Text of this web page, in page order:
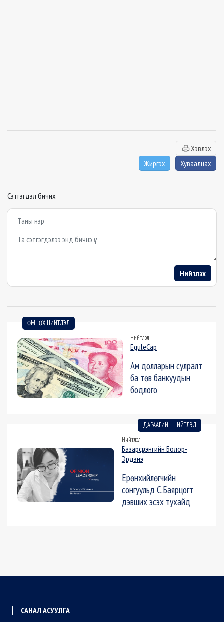
Хэвлэх
Жиргэх
Хуваалцах
Сэтгэгдэл бичих
Example textarea
Нийтлэх
ӨМНӨХ НИЙТЛЭЛ
Нийтлэл
EguleCap
Ам долларын сулралт
ба төв банкуудын
бодлого
ДАРААГИЙН НИЙТЛЭЛ
Нийтлэл
Базарсүрэнгийн Болор-
Эрдэнэ
Ерөнхийлөгчийн
сонгуульд С.Баярцогт
дэвших эсэх тухайд
САНАЛ АСУУЛГА